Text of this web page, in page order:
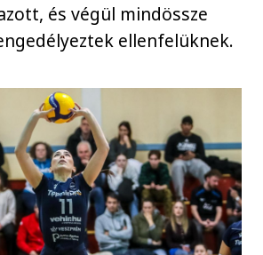
és végül mindössze
ellenfelüknek.